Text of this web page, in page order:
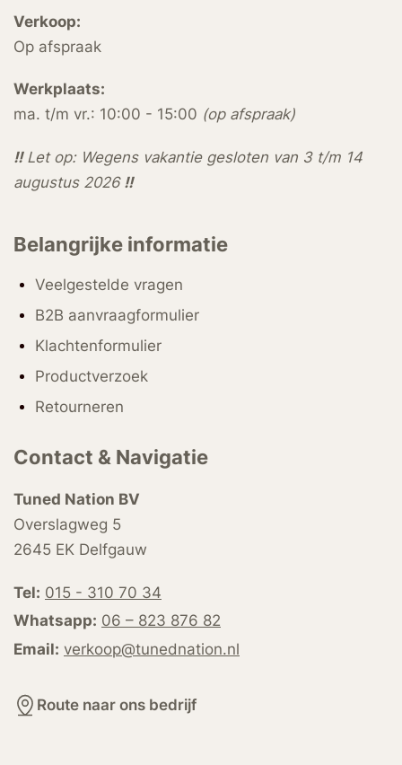
Verkoop:
Op afspraak
Werkplaats:
ma. t/m vr.: 10:00 - 15:00 (op afspraak)
!!Let op: Wegens vakantie gesloten van 3 t/m 14
augustus 2026 !!
Belangrijke informatie
Veelgestelde vragen
B2B aanvraagformulier
Klachtenformulier
Productverzoek
Retourneren
Contact & Navigatie
Tuned Nation BV
Overslagweg 5
2645 EK Delfgauw
Tel: 015 - 310 70 34
Whatsapp: 06 – 823 876 82
Email: verkoop@tunednation.nl
Route naar ons bedrijf